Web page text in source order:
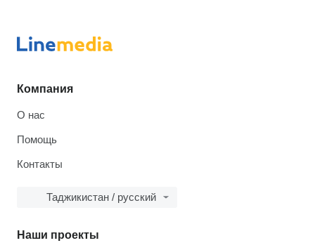
Компания
О нас
Помощь
Контакты
Таджикистан / русский
Наши проекты